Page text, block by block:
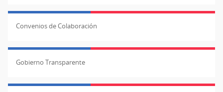
Convenios de Colaboración
Gobierno Transparente